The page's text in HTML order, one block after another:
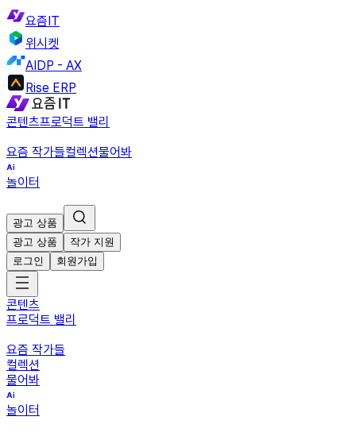
요즘IT
위시켓
AIDP - AX
Rise ERP
콘텐츠프로덕트 밸리
요즘 작가들컬렉션물어봐
놀이터
광고 상품
광고 상품
작가 지원
로그인
회원가입
콘텐츠
프로덕트 밸리
요즘 작가들
컬렉션
물어봐
놀이터